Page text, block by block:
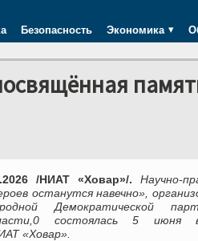
Безопасность Экономика
/НИАТ «Ховар»/.
Научно-
останутся навечно»,
Демократической
состоялась 5 июня
«Ховар».